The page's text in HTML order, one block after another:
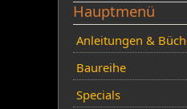
Hauptmenü
Anleitungen &
Baureihe
Specials